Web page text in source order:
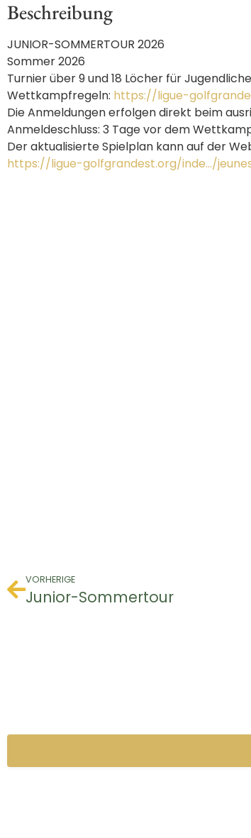
Beschreibung
JUNIOR-SOMMERTOUR 2026
Sommer 2026
Turnier über 9 und 18 Löcher für
Wettkampfregeln: https://ligue-
Die Anmeldungen erfolgen direkt beim
Anmeldeschluss: 3 Tage vor dem
Der aktualisierte Spielplan kann auf der
https://ligue-golfgrandest.org/inde…/
VORHERIGE
Junior-Sommertour